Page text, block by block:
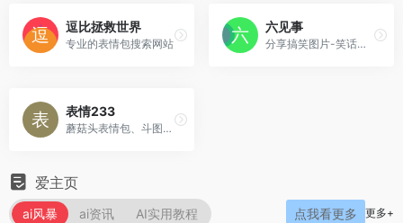
逗比拯救世界
专业的表情包搜索网站
六见事
分享搞笑图片-笑话大全-幽默段子。
表情233
蘑菇头表情包、斗图搞笑表情包、表情包制作
爱主页
ai风暴 ai资讯 AI实用教程 点我看更多 更多+